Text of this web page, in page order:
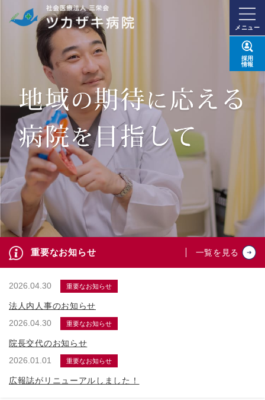
メニュー
採用
情報
重要なお知らせ 一覧を見る
2026.04.30 重要なお知らせ
法人内人事のお知らせ
2026.04.30
重要なお知らせ
院長交代のお知らせ
2026.01.01
重要なお知らせ
広報誌がリニューアルしました！